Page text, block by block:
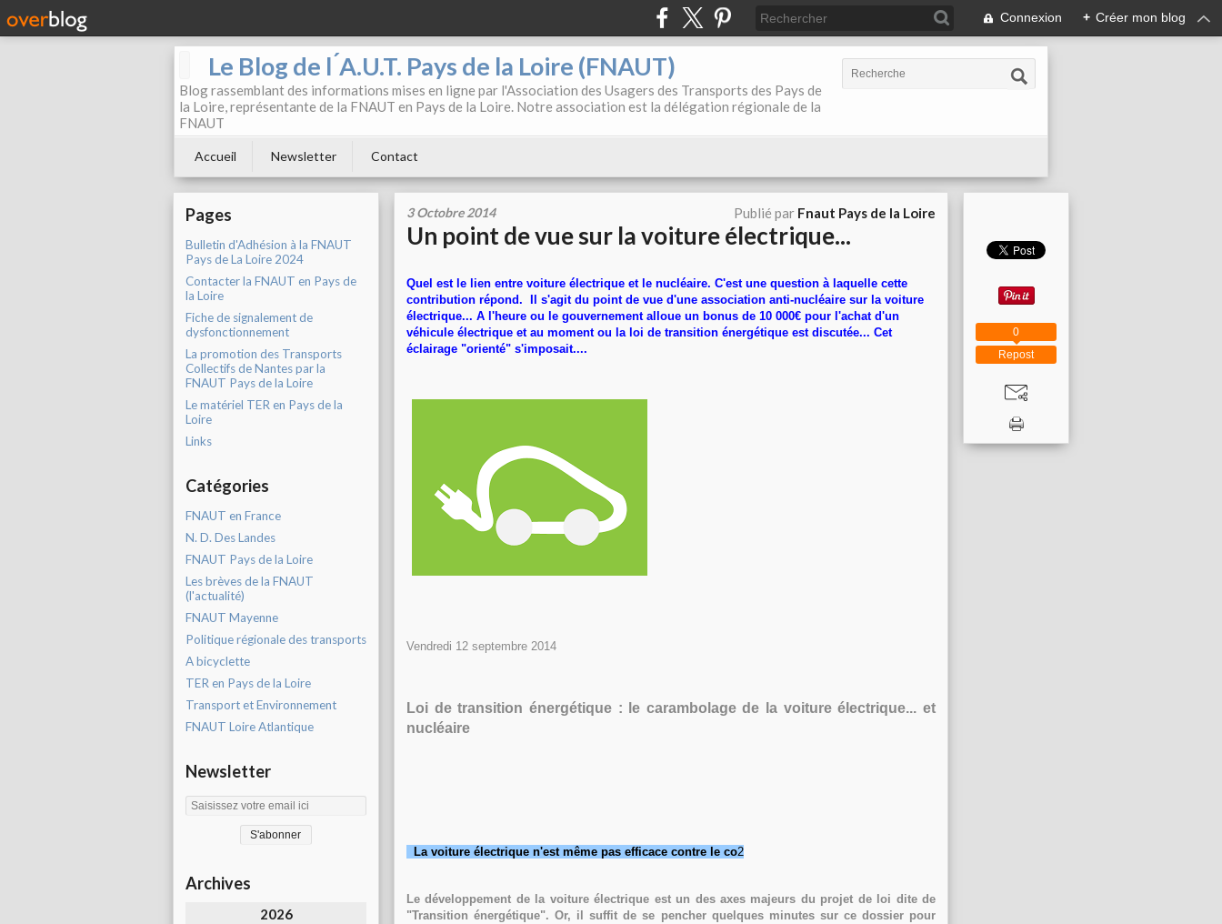
Connexion + Créer mon blog
Le Blog de l ́A.U.T. Pays de la Loire (FNAUT)
Blog rassemblant des informations mises en ligne par l'Association des Usagers des Transports des Pays de
la Loire, représentante de la FNAUT en Pays de la Loire. Notre association est la délégation régionale de la
FNAUT
Accueil Newsletter Contact
Pages
Bulletin d'Adhésion à la FNAUT
Pays de La Loire 2024
Contacter la FNAUT en Pays de
la Loire
Fiche de signalement de
dysfonctionnement
La promotion des Transports
Collectifs de Nantes par la
FNAUT Pays de la Loire
Le matériel TER en Pays de la
Loire
Links
Catégories
FNAUT en France
N. D. Des Landes
FNAUT Pays de la Loire
Les brèves de la FNAUT
(l'actualité)
FNAUT Mayenne
Politique régionale des transports
A bicyclette
TER en Pays de la Loire
Transport et Environnement
FNAUT Loire Atlantique
Newsletter
Archives
2026
3 Octobre 2014 Publié par Fnaut Pays de la Loire
Un point de vue sur la voiture électrique...
Quel est le lien entre voiture électrique et le nucléaire. C'est une question à laquelle cette
contribution répond. Il s'agit du point de vue d'une association anti-nucléaire sur la voiture
électrique... A l'heure ou le gouvernement alloue un bonus de 10 000€ pour l'achat d'un
véhicule électrique et au moment ou la loi de transition énergétique est discutée... Cet
éclairage "orienté" s'imposait....
Vendredi 12 septembre 2014
Loi de transition énergétique : le carambolage de la voiture électrique... et
nucléaire
La voiture électrique n'est même pas efficace contre le co2
Le développement de la voiture électrique est un des axes majeurs du projet de loi dite de
"Transition énergétique". Or, il suffit de se pencher quelques minutes sur ce dossier pour
Repost
0